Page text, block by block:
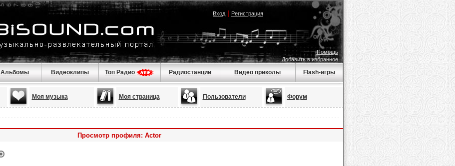
Вход| Регистрация
Помощь
Добавить в избранное
Альбомы Видеоклипы Топ Радио Радиостанции Видео приколы Flash-игры
Моя музыка Моя страница Пользователи Форум
Просмотр профиля: Actor